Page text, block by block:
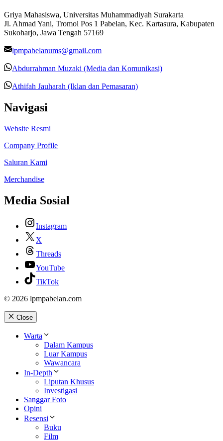
Griya Mahasiswa, Universitas Muhammadiyah Surakarta
Jl. Ahmad Yani, Tromol Pos 1 Pabelan, Kec. Kartasura, Kabupaten
Sukoharjo, Jawa Tengah 57169
lpmpabelanums@gmail.com
Abdurrahman Muzaki (Media dan Komunikasi)
Athifah Jauharah (Iklan dan Pemasaran)
Navigasi
Website Resmi
Company Profile
Saluran Kami
Merchandise
Media Sosial
Instagram
X
Threads
YouTube
TikTok
© 2026 lpmpabelan.com
Close
Warta
Dalam Kampus
Luar Kampus
Wawancara
In-Depth
Liputan Khusus
Investigasi
Sanggar Foto
Opini
Resensi
Buku
Film